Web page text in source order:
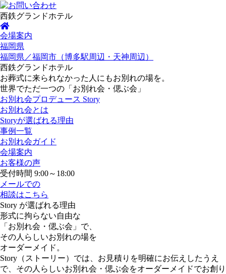
西鉄グランドホテル
会場案内
福岡県
福岡県／福岡市（博多駅周辺・天神周辺）
西鉄グランドホテル
お葬式に来られなかった人にもお別れの場を。
世界でただ一つの「お別れ会・偲ぶ会」
お別れ会プロデュース Story
お別れ会とは
Storyが選ばれる理由
事例一覧
お別れ会ガイド
会場案内
お客様の声
受付時間 9:00～18:00
メールでの
相談はこちら
Story が選ばれる理由
形式に拘らない自由な
「お別れ会・偲ぶ会」で、
その人らしいお別れの場を
オーダーメイド。
Story（ストーリー）では、お見積りを明確にお伝えしたうえ
で、その人らしいお別れ会・偲ぶ会をオーダーメイドでお創り